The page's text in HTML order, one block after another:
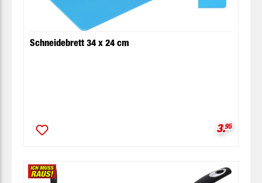
Schneidebrett 34 x 24 cm
3.95